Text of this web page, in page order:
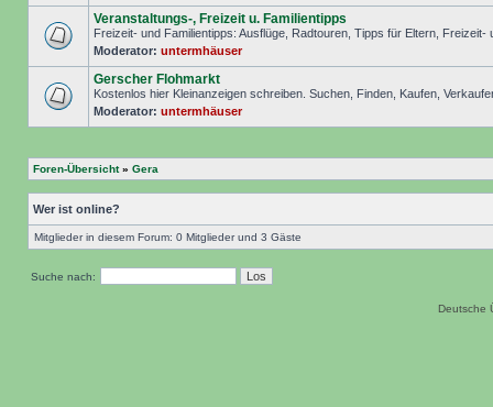
Veranstaltungs-, Freizeit u. Familientipps
Freizeit- und Familientipps: Ausflüge, Radtouren, Tipps für Eltern, Freizeit-
Moderator: untermhäuser
Gerscher Flohmarkt
Kostenlos hier Kleinanzeigen schreiben. Suchen, Finden, Kaufen,
Moderator: untermhäuser
Foren-Übersicht» Gera
Wer ist online?
Mitglieder in diesem Forum: 0 Mitglieder und 3 Gäste
Suche nach:
Deutsche